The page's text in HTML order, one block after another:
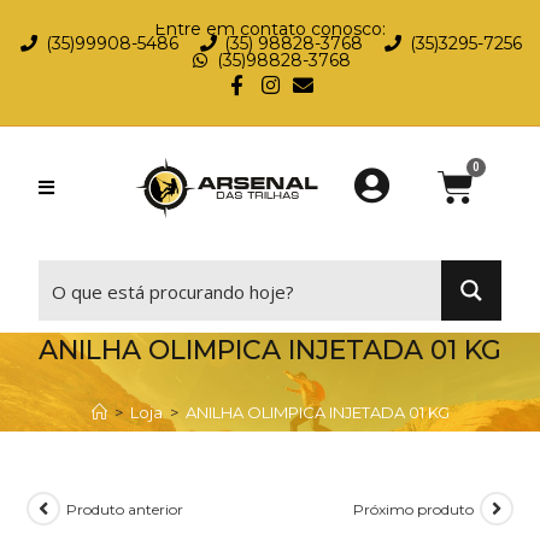
Entre em contato conosco:
(35)99908-5486 (35) 98828-3768 (35)3295-7256
(35)98828-3768
ANILHA OLIMPICA INJETADA 01 KG
> Loja > ANILHA OLIMPICA INJETADA 01 KG
Produto anterior Próximo produto